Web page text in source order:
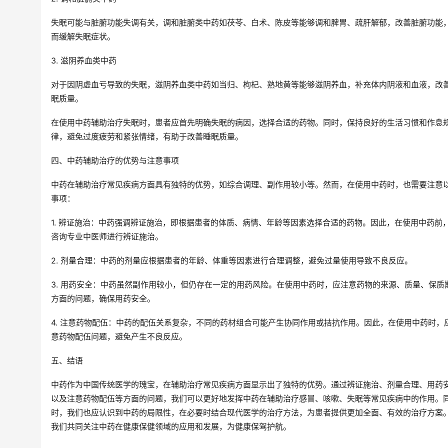
失眠可能与脏腑功能失调有关，调和脏腑类中药如茯苓、白术、陈皮等能够调和脾胃、疏肝解郁，改善脏腑功能
而缓解失眠症状。
3. 滋阴养血类中药
对于因阴虚血亏导致的失眠，滋阴养血类中药如当归、枸杞、熟地黄等能够滋阴养血，补充体内阴液和血液，改
眠质量。
在使用中药辅助治疗失眠时，患者应首先明确失眠的病因，选择合适的药物。同时，保持良好的生活习惯和作息
律，避免过度疲劳和紧张情绪，有助于改善睡眠质量。
四、中药辅助治疗的优势与注意事项
中药在辅助治疗常见疾病方面具有独特的优势，如综合调理、副作用较小等。然而，在使用中药时，也需要注意
事项：
1. 辨证施治：中药强调辨证施治，即根据患者的体质、病情、年龄等因素选择合适的药物。因此，在使用中药前
咨询专业中医师进行辨证施治。
2. 剂量合理：中药的剂量应根据患者的年龄、体重等因素进行合理调整，避免过量使用导致不良反应。
3. 用药安全：中药虽然副作用较小，但仍存在一定的用药风险。在使用中药时，应注意药物的来源、质量、保质
方面的问题，确保用药安全。
4. 注意药物配伍：中药的配伍关系复杂，不同的药材组合可能产生协同作用或拮抗作用。因此，在使用中药时，
意药物配伍问题，避免产生不良反应。
五、结语
中药作为中国传统医学的瑰宝，在辅助治疗常见疾病方面显示出了独特的优势。通过辨证施治、剂量合理、用药
以及注意药物配伍等方面的问题，我们可以更好地发挥中药在辅助治疗感冒、咳嗽、失眠等常见疾病中的作用。
时，我们也应认识到中药的局限性，在必要时结合现代医学的治疗方法，为患者提供更加全面、有效的治疗方案
我们共同关注中药在健康保健领域的应用和发展，为健康保驾护航。